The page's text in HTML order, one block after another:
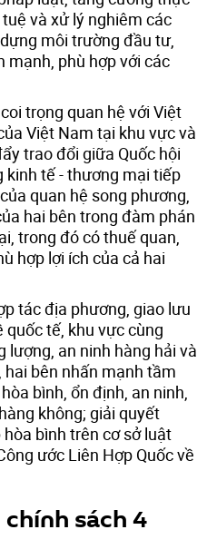
và xử lý nghiêm các
môi trường đầu tư,
mạnh, phù hợp với các
trọng quan hệ với Việt
Việt Nam tại khu vực và
trao đổi giữa Quốc hội
kinh tế - thương mại tiếp
quan hệ song phương,
hai bên trong đàm phán
trong đó có thuế quan,
hợp lợi ích của cả hai
tác địa phương, giao lưu
tế, khu vực cùng
lượng, an ninh hàng hải và
bên nhấn mạnh tầm
bình, ổn định, an ninh,
không; giải quyết
bình trên cơ sở luật
ước Liên Hợp Quốc về
sách 4